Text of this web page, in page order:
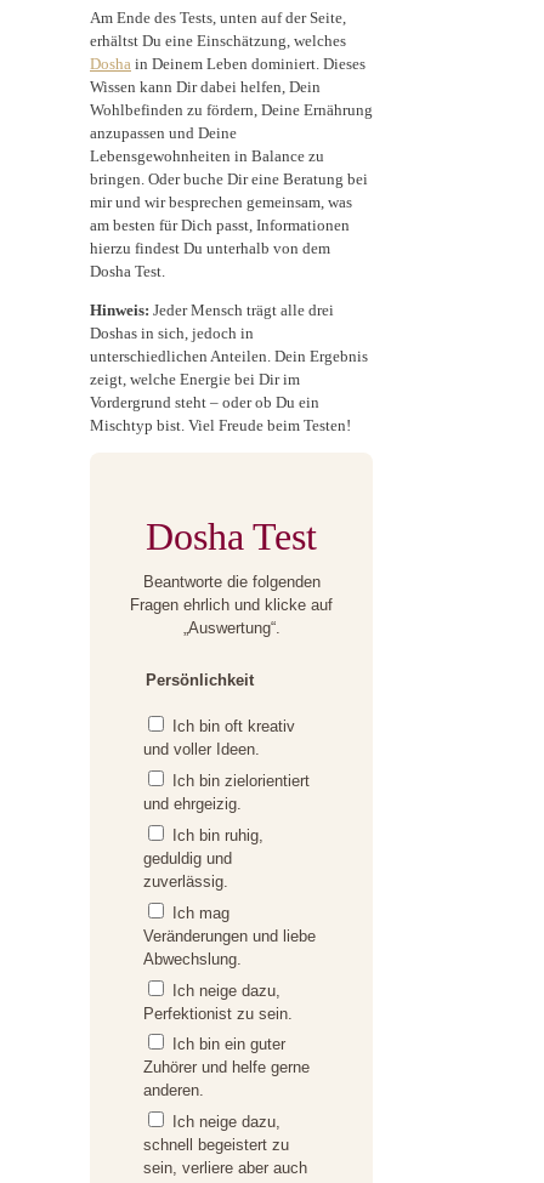
Am Ende des Tests, unten auf der Seite,
erhältst Du eine Einschätzung, welches
Dosha in Deinem Leben dominiert. Dieses
Wissen kann Dir dabei helfen, Dein
Wohlbefinden zu fördern, Deine Ernährung
anzupassen und Deine
Lebensgewohnheiten in Balance zu
bringen. Oder buche Dir eine Beratung bei
mir und wir besprechen gemeinsam, was
am besten für Dich passt, Informationen
hierzu findest Du unterhalb von dem
Dosha Test.
Hinweis: Jeder Mensch trägt alle drei
Doshas in sich, jedoch in
unterschiedlichen Anteilen. Dein Ergebnis
zeigt, welche Energie bei Dir im
Vordergrund steht – oder ob Du ein
Mischtyp bist. Viel Freude beim Testen!
Dosha Test
Beantworte die folgenden
Fragen ehrlich und klicke auf
„Auswertung“.
Persönlichkeit
Ich bin oft kreativ
und voller Ideen.
Ich bin zielorientiert
und ehrgeizig.
Ich bin ruhig,
geduldig und
zuverlässig.
Ich mag
Veränderungen und liebe
Abwechslung.
Ich neige dazu,
Perfektionist zu sein.
Ich bin ein guter
Zuhörer und helfe gerne
anderen.
Ich neige dazu,
schnell begeistert zu
sein, verliere aber auch